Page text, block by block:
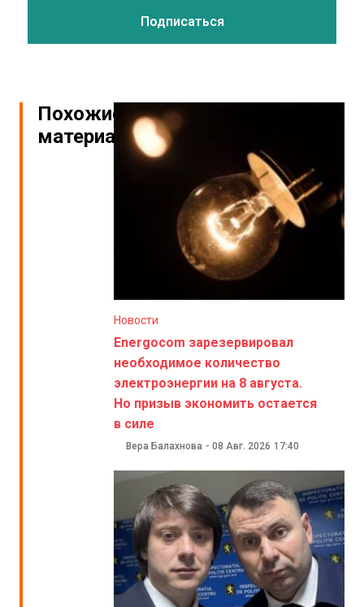
Похожие
материалы
Новости
Energocom зарезервировал
необходимое количество
электроэнергии на 8 августа.
Но призыв экономить остается
в силе
Вера Балахнова - 08 Авг. 2026 17:40